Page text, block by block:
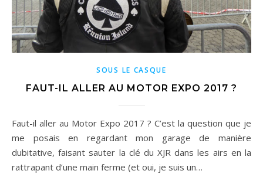
SOUS LE CASQUE
FAUT-IL ALLER AU MOTOR EXPO 2017 ?
Faut-il aller au Motor Expo 2017 ? C’est la question que je
me posais en regardant mon garage de manière
dubitative, faisant sauter la clé du XJR dans les airs en la
rattrapant d’une main ferme (et oui, je suis un…